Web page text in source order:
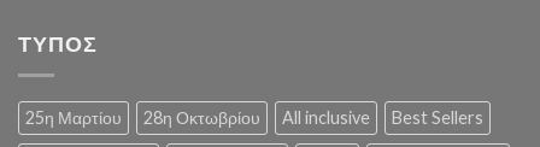
ΤΥΠΟΣ
25η Μαρτίου 28η Οκτωβρίου All inclusive Best Sellers